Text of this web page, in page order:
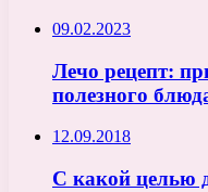
09.02.2023
Лечо рецепт:
полезного
12.09.2018
С какой целью